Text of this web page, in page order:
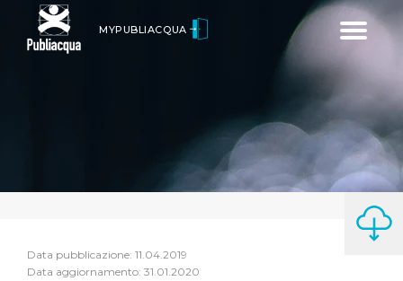
Toggle
MYPUBLIACQUA
Data pubblicazione: 11.04.2019
Data aggiornamento: 31.01.2020